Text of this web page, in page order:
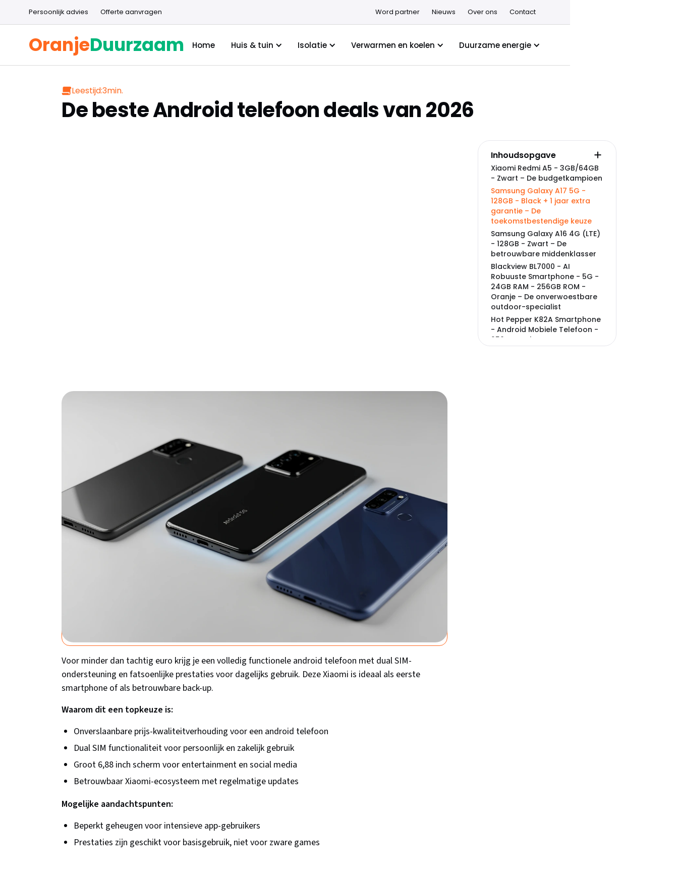
Persoonlijk advies Offerte aanvragen Word partner Nieuws Over ons Contact
OranjeDuurzaam Home Huis & tuin Isolatie Verwarmen en koelen Duurzame energie
Leestijd:3min.
De beste Android telefoon deals van 2026
2026 voor je geselecteerd en de belangrijkste plus- en minpunten op een rij gezet. Ontdek snel welke
het beste bij jou past!
Xiaomi Redmi A5 - 3GB/64GB - Zwart – De
budgetkampioen
Goede keuze
Xiaomi Redmi A5 - 3GB/64GB - Zwart
Voor minder dan tachtig euro krijg je een volledig functionele android telefoon met dual SIM-
ondersteuning en fatsoenlijke prestaties voor dagelijks gebruik. Deze Xiaomi is ideaal als eerste
smartphone of als betrouwbare back-up.
Waarom dit een topkeuze is:
Onverslaanbare prijs-kwaliteitverhouding voor een android telefoon
Dual SIM functionaliteit voor persoonlijk en zakelijk gebruik
Groot 6,88 inch scherm voor entertainment en social media
Betrouwbaar Xiaomi-ecosysteem met regelmatige updates
Mogelijke aandachtspunten:
Beperkt geheugen voor intensieve app-gebruikers
Prestaties zijn geschikt voor basisgebruik, niet voor zware games
Inhoudsopgave
Xiaomi Redmi A5 - 3GB/64GB
- Zwart – De budgetkampioen
Samsung Galaxy A17 5G -
128GB - Black + 1 jaar extra
garantie – De
toekomstbestendige keuze
Samsung Galaxy A16 4G (LTE)
- 128GB - Zwart – De
betrouwbare middenklasser
Blackview BL7000 - AI
Robuuste Smartphone - 5G -
24GB RAM - 256GB ROM -
Oranje – De onverwoestbare
outdoor-specialist
Hot Pepper K82A Smartphone
- Android Mobiele Telefoon -
256 GB Geheugen – De